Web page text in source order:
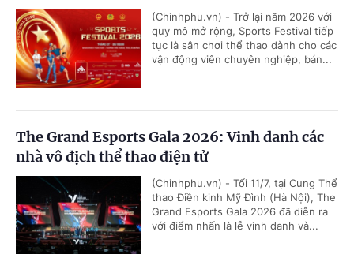
(Chinhphu.vn) - Trở lại năm 2026 với
quy mô mở rộng, Sports Festival tiếp
tục là sân chơi thể thao dành cho các
vận động viên chuyên nghiệp, bán...
The Grand Esports Gala 2026: Vinh danh các
nhà vô địch thể thao điện tử
(Chinhphu.vn) - Tối 11/7, tại Cung Thể
thao Điền kinh Mỹ Đình (Hà Nội), The
Grand Esports Gala 2026 đã diễn ra
với điểm nhấn là lễ vinh danh và...